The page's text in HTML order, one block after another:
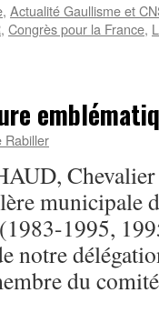
, Actualité Gaullisme et
, Congrès pour la France,
Rabiller
Chevalier
municipale
1995,
notre
du